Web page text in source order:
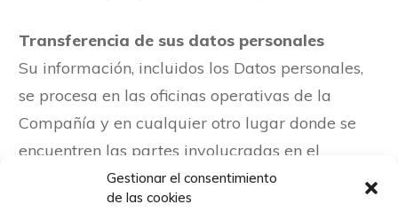
Gestionar el consentimiento
de las cookies
Transferencia de sus datos personales
Su información, incluidos los Datos personales,
se procesa en las oficinas operativas de la
Compañía y en cualquier otro lugar donde se
encuentren las partes involucradas en el
procesamiento. Significa que esta información
puede transferirse y mantenerse en